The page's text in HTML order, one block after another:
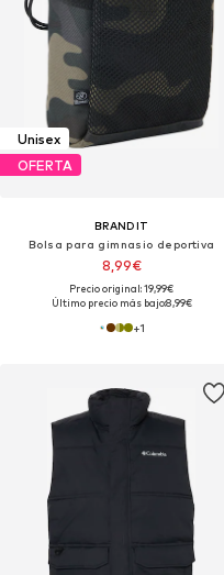
Unisex
OFERTA
BRANDIT
Bolsa para gimnasio deportiva
8,99€
Precio original: 19,99€
Último precio más bajo:8,99€
+1